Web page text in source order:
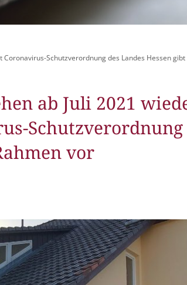
Konzertsaal LMAH
Schutzverordnung des Landes Hessen gibt
ab Juli 2021
Schutzverordnung
vor